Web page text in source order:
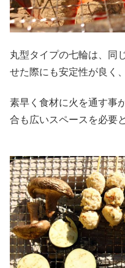
丸型タイプの七輪は、同
せた際にも安定性が良く
素早く食材に火を通す事
合も広いスペースを必要